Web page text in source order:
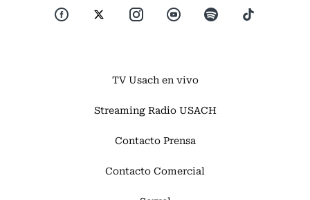
TV Usach en vivo
Streaming Radio USACH
Contacto Prensa
Contacto Comercial